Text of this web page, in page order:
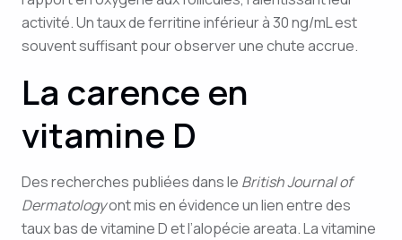
activité. Un taux de ferritine inférieur à 30 ng/mL est
souvent suffisant pour observer une chute accrue.
La carence en
vitamine D
Des recherches publiées dans le British Journal of
Dermatologyont mis en évidence un lien entre des
taux bas de vitamine D et l’alopécie areata. La vitamine